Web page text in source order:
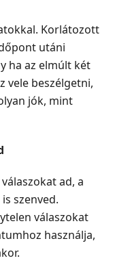
Korlátozott
utáni
ha az elmúlt két
vele beszélgetni,
jók, mint
ad, a
szenved.
válaszokat
használja,